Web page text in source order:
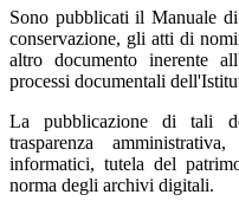
Sono pubblicati il Manuale
conservazione, gli atti di
altro documento inerente
processi documentali
La pubblicazione di tali
trasparenza
informatici, tutela del
norma degli archivi digitali.